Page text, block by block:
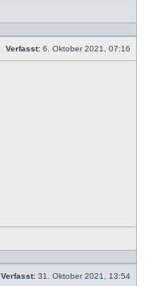
Mit
Verfasst: 6. Oktober 2021, 07:16
Mit
Verfasst: 31. Oktober 2021, 13:54